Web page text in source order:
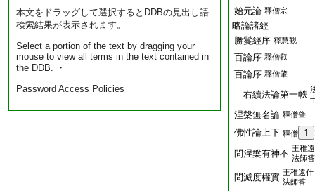
本文をドラッグして選択するとDDBの見出し語
検索結果が表示されます。
Select a portion of the text by dragging your
mouse to view all terms in the text contained in
the DDB. ・
Password Access Policies
始元論 釋僧宗
略論諸經
勝鬘經序 釋慧觀
百論序 釋僧叡
百論序 釋僧肇
右續法論第一帙
涅槃無名論 釋僧肇
佛性論上下 釋僧 1
問涅槃有神不 王稚
法師答
問滅度權實 王稚遠什
法師答